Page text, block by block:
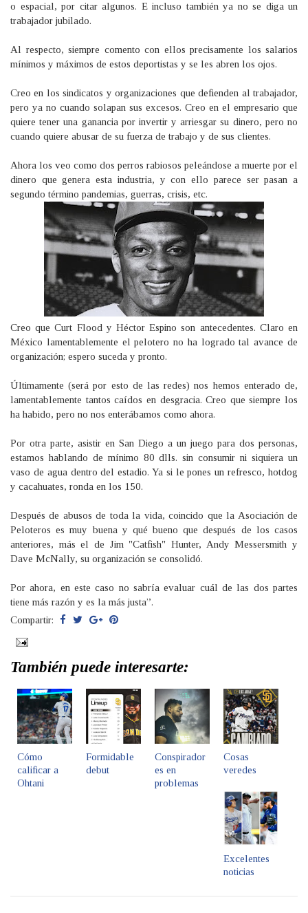
o espacial, por citar algunos. E incluso también ya no se diga un
trabajador jubilado.
Al respecto, siempre comento con ellos precisamente los salarios
mínimos y máximos de estos deportistas y se les abren los ojos.
Creo en los sindicatos y organizaciones que defienden al trabajador,
pero ya no cuando solapan sus excesos. Creo en el empresario que
quiere tener una ganancia por invertir y arriesgar su dinero, pero no
cuando quiere abusar de su fuerza de trabajo y de sus clientes.
Ahora los veo como dos perros rabiosos peleándose a muerte por el
dinero que genera esta industria, y con ello parece ser pasan a
segundo término pandemias, guerras, crisis, etc.
Creo que Curt Flood y Héctor Espino son antecedentes. Claro en
México lamentablemente el pelotero no ha logrado tal avance de
organización; espero suceda y pronto.
Últimamente (será por esto de las redes) nos hemos enterado de,
lamentablemente tantos caídos en desgracia. Creo que siempre los
ha habido, pero no nos enterábamos como ahora.
Por otra parte, asistir en San Diego a un juego para dos personas,
estamos hablando de mínimo 80 dlls. sin consumir ni siquiera un
vaso de agua dentro del estadio. Ya si le pones un refresco, hotdog
y cacahuates, ronda en los 150.
Después de abusos de toda la vida, coincido que la Asociación de
Peloteros es muy buena y qué bueno que después de los casos
anteriores, más el de Jim "Catfish" Hunter, Andy Messersmith y
Dave McNally, su organización se consolidó.
Por ahora, en este caso no sabría evaluar cuál de las dos partes
tiene más razón y es la más justa”.
Compartir:
También puede interesarte:
Cómo
calificar a
Ohtani
Formidable
debut
Conspirador
es en
problemas
Cosas
veredes
Excelentes
noticias